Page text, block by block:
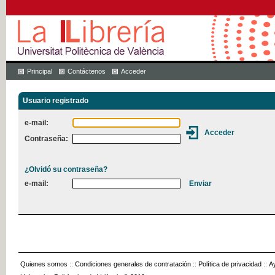
Principal Contáctenos Acceder
Usuario registrado
e-mail:
Contraseña:
¿Olvidó su contraseña?
e-mail:
Quienes somos :: Condiciones generales de contratación :: Política de privacidad ::